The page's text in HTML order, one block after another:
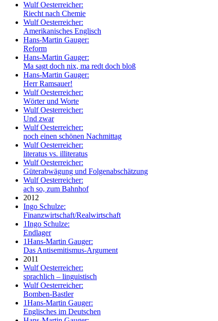
Wulf Oesterreicher:
Riecht nach Chemie
Wulf Oesterreicher:
Amerikanisches Englisch
Hans-Martin Gauger:
Reform
Hans-Martin Gauger:
Ma sagt doch nix, ma redt doch bloß
Hans-Martin Gauger:
Herr Ramsauer!
Wulf Oesterreicher:
Wörter und Worte
Wulf Oesterreicher:
Und zwar
Wulf Oesterreicher:
noch einen schönen Nachmittag
Wulf Oesterreicher:
literatus vs. illiteratus
Wulf Oesterreicher:
Güterabwägung und Folgenabschätzung
Wulf Oesterreicher:
ach so, zum Bahnhof
2012
Ingo Schulze:
Finanzwirtschaft/Realwirtschaft
1Ingo Schulze:
Endlager
1Hans-Martin Gauger:
Das Antisemitismus-Argument
2011
Wulf Oesterreicher:
sprachlich – linguistisch
Wulf Oesterreicher:
Bomben-Bastler
1Hans-Martin Gauger:
Englisches im Deutschen